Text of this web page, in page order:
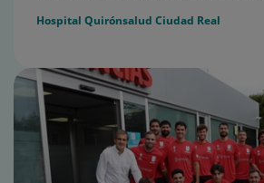
Hospital Quirónsalud Ciudad Real